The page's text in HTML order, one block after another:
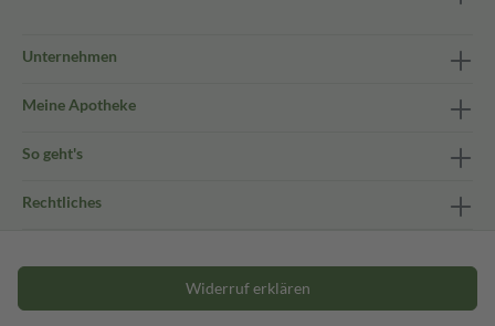
Unternehmen
Meine Apotheke
So geht's
Rechtliches
Widerruf erklären